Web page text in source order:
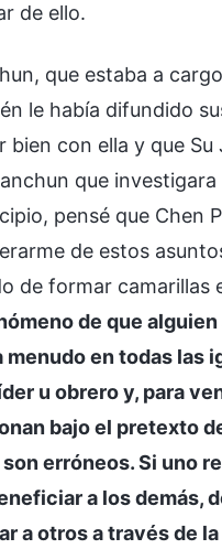
de ello.
que estaba a
le había difundido
con ella y que
que
pensé que Chen
de estos
de formar
de que
en todas las
u obrero y, para
bajo el pretexto
erróneos. Si uno
a los demás,
a otros a través de